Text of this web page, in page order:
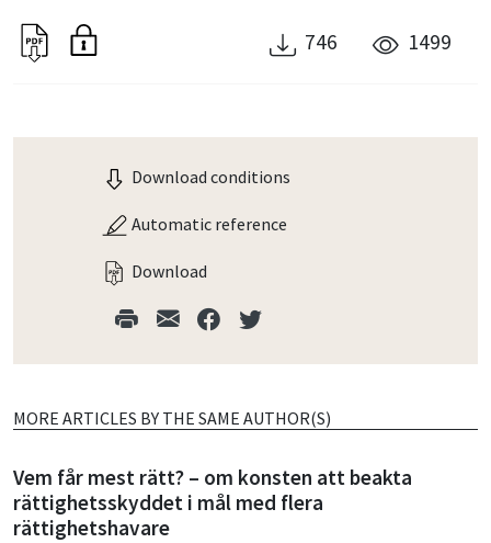
746 1499
Download conditions
Automatic reference
Download
MORE ARTICLES BY THE SAME AUTHOR(S)
Vem får mest rätt? – om konsten att beakta
rättighetsskyddet i mål med flera
rättighetshavare